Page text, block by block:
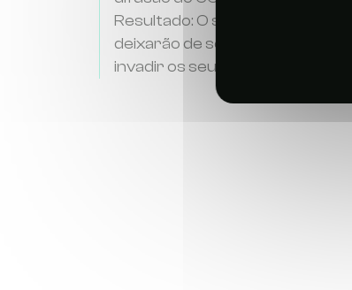
Resultado: O seu aparelho
deixarão de ser atraídos para a
invadir os seus espaços